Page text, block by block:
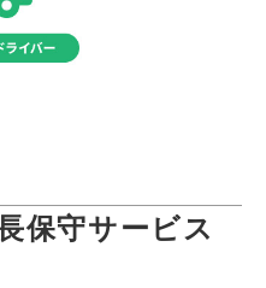
保守サービス